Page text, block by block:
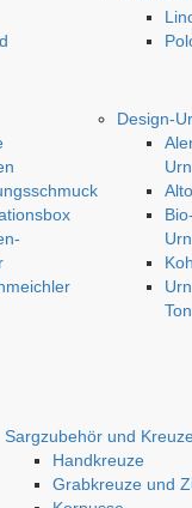
Design-
Sargzubehör und
Handkreuze
Grabkreuze und